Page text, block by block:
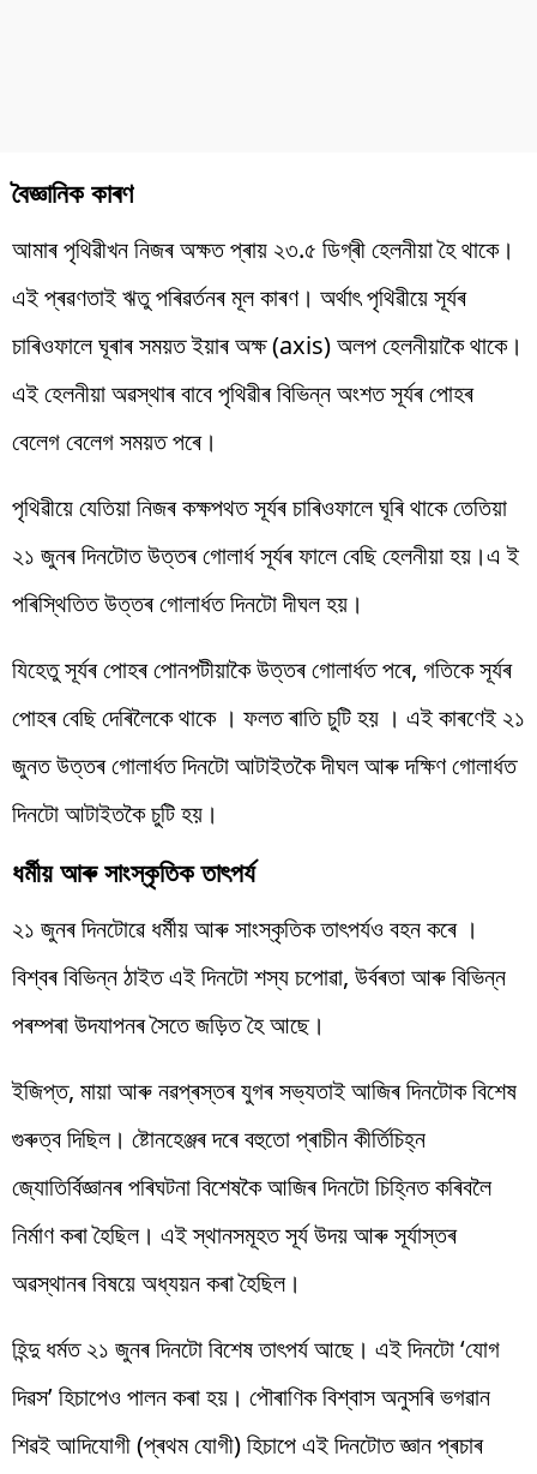
বৈজ্ঞানিক কাৰণ
আমাৰ পৃথিৱীখন নিজৰ অক্ষত প্ৰায় ২৩.৫ ডিগ্ৰী হেলনীয়া হৈ থাকে।
এই প্ৰৱণতাই ঋতু পৰিৱৰ্তনৰ মূল কাৰণ। অৰ্থাৎ পৃথিৱীয়ে সূৰ্যৰ
চাৰিওফালে ঘূৰাৰ সময়ত ইয়াৰ অক্ষ (axis) অলপ হেলনীয়াকৈ থাকে।
এই হেলনীয়া অৱস্থাৰ বাবে পৃথিৱীৰ বিভিন্ন অংশত সূৰ্যৰ পোহৰ
বেলেগ বেলেগ সময়ত পৰে।
পৃথিৱীয়ে যেতিয়া নিজৰ কক্ষপথত সূৰ্যৰ চাৰিওফালে ঘূৰি থাকে তেতিয়া
২১ জুনৰ দিনটোত উত্তৰ গোলাৰ্ধ সূৰ্যৰ ফালে বেছি হেলনীয়া হয়।এ ই
পৰিস্থিতিত উত্তৰ গোলাৰ্ধত দিনটো দীঘল হয়।
যিহেতু সূৰ্যৰ পোহৰ পোনপটীয়াকৈ উত্তৰ গোলাৰ্ধত পৰে, গতিকে সূৰ্যৰ
পোহৰ বেছি দেৰিলৈকে থাকে । ফলত ৰাতি চুটি হয় । এই কাৰণেই ২১
জুনত উত্তৰ গোলাৰ্ধত দিনটো আটাইতকৈ দীঘল আৰু দক্ষিণ গোলাৰ্ধত
দিনটো আটাইতকৈ চুটি হয়।
ধৰ্মীয় আৰু সাংস্কৃতিক তাৎপৰ্য
২১ জুনৰ দিনটোৱে ধৰ্মীয় আৰু সাংস্কৃতিক তাৎপৰ্যও বহন কৰে ।
বিশ্বৰ বিভিন্ন ঠাইত এই দিনটো শস্য চপোৱা, উৰ্বৰতা আৰু বিভিন্ন
পৰম্পৰা উদযাপনৰ সৈতে জড়িত হৈ আছে।
ইজিপ্ত, মায়া আৰু নৱপ্ৰস্তৰ যুগৰ সভ্যতাই আজিৰ দিনটোক বিশেষ
গুৰুত্ব দিছিল। ষ্টোনহেঞ্জৰ দৰে বহুতো প্ৰাচীন কীৰ্তিচিহ্ন
জ্যোতিৰ্বিজ্ঞানৰ পৰিঘটনা বিশেষকৈ আজিৰ দিনটো চিহ্নিত কৰিবলৈ
নিৰ্মাণ কৰা হৈছিল। এই স্থানসমূহত সূৰ্য উদয় আৰু সূৰ্যাস্তৰ
অৱস্থানৰ বিষয়ে অধ্যয়ন কৰা হৈছিল।
হিন্দু ধৰ্মত ২১ জুনৰ দিনটো বিশেষ তাৎপৰ্য আছে। এই দিনটো ‘যোগ
দিৱস’ হিচাপেও পালন কৰা হয়। পৌৰাণিক বিশ্বাস অনুসৰি ভগৱান
শিৱই আদিযোগী (প্ৰথম যোগী) হিচাপে এই দিনটোত জ্ঞান প্ৰচাৰ